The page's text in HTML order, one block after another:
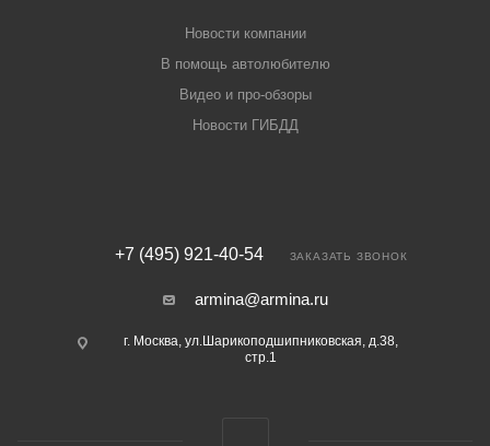
Новости компании
В помощь автолюбителю
Видео и про-обзоры
Новости ГИБДД
+7 (495) 921-40-54 ЗАКАЗАТЬ ЗВОНОК
armina@armina.ru
г. Москва, ул.Шарикоподшипниковская, д.38,
стр.1